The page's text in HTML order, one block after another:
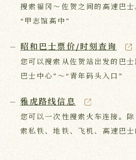
搜索福冈～佐贺之间的高速巴
“甲志馆高中”
昭和巴士票价/时刻查询
您可以搜索从佐贺站出发的巴
巴士中心”～“青年码头入口”
雅虎路线信息
您可以一次性搜索火车连接。
索私铁、地铁、飞机、高速巴